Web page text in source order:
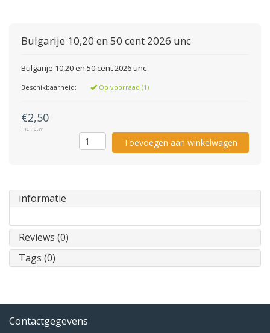
Bulgarije 10,20 en 50 cent 2026 unc
Bulgarije 10,20 en 50 cent 2026 unc
Beschikbaarheid: Op voorraad (1)
€2,50
Incl. btw
Toevoegen aan winkelwagen
informatie
Reviews (0)
Tags (0)
Contactgegevens